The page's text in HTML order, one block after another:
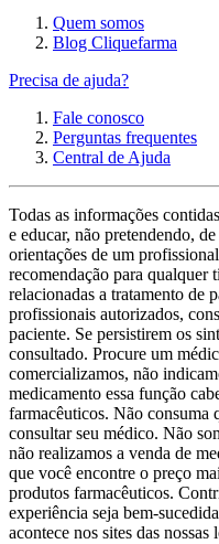
Quem somos
Blog Cliquefarma
Precisa de ajuda?
Fale conosco
Perguntas frequentes
Central de Ajuda
Todas as informações
e educar, não pretendendo,
orientações de um
recomendação para qualquer
relacionadas a tratamento de
profissionais autorizados,
paciente. Se persistirem os
consultado. Procure um
comercializamos, não
medicamento essa função
farmacêuticos. Não consuma
consultar seu médico. Não
não realizamos a venda de
que você encontre o preço
produtos farmacêuticos.
experiência seja bem-
acontece nos sites das nossas